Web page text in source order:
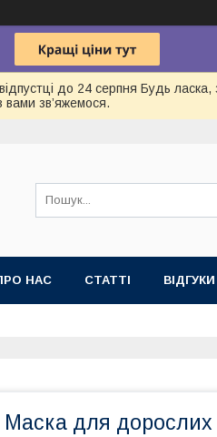
до 24 серпня Будь
вами зв’яжемося.
НАС СТАТТІ ВІДГУКИ
Маска для